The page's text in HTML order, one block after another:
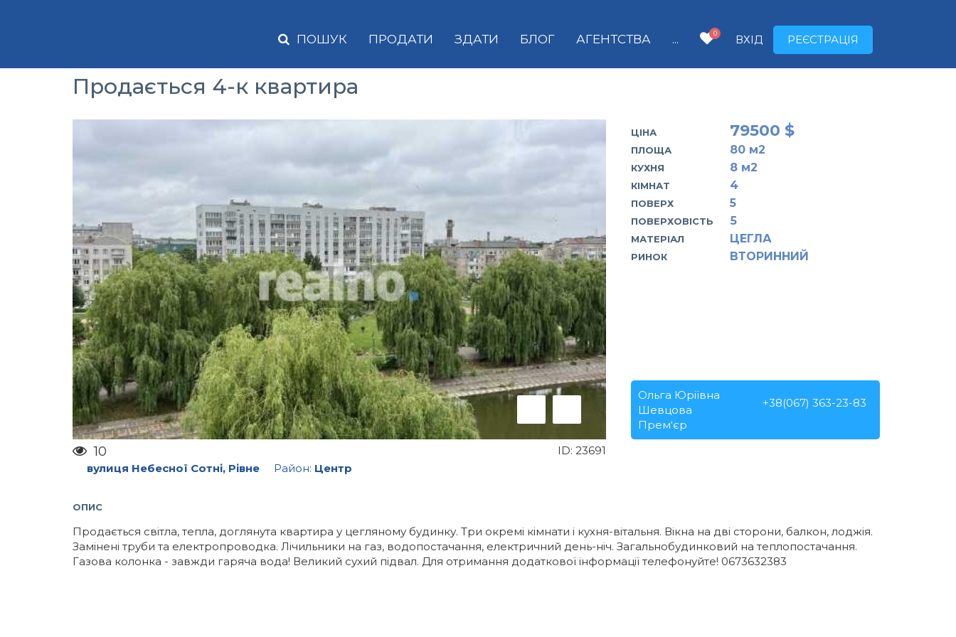
ПОШУК ПРОДАТИ ЗДАТИ БЛОГ АГЕНТСТВА ... 0 ВХІД РЕЄСТРАЦІЯ
Продається 4-к квартира
10 ID: 23691
вулиця Небесної Сотні, Рівне
Район: Центр
ЦІНА 79500 $
ПЛОЩА 80 м2
КУХНЯ 8 м2
КІМНАТ 4
ПОВЕРХ 5
ПОВЕРХОВІСТЬ 5
МАТЕРІАЛ ЦЕГЛА
РИНОК ВТОРИННИЙ
Ольга Юріївна
Шевцова
+38(067) 363-23-83
Прем‘єр
ОПИС
Продається світла, тепла, доглянута квартира у цегляному будинку. Три окремі кімнати і кухня-вітальня. Вікна на дві сторони, балкон, лоджія.
Замінені труби та електропроводка. Лічильники на газ, водопостачання, електричний день-ніч. Загальнобудинковий на теплопостачання.
Газова колонка - завжди гаряча вода! Великий сухий підвал. Для отримання додаткової інформації телефонуйте! 0673632383